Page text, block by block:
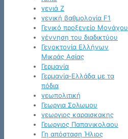
γενιά Z
γενική βαθμολογία F1
Γενικό προξενείο Μονάχου
γέννηση του διαδικτύου
Γενοκτονία Ελλήνων
Μικράς Ασίας
Γερμανία
Γερμανία-Ελλάδα με τα
πόδια
γεωπολιτική
Γεωργια Σολωμου
γεωργιος καραισκακης
Γεωργιος Παπανικολαου
Γη απόσταση Ήλιος